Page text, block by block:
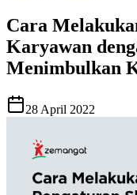
Cara
Karyawan
Menimbulkan
28 April 2022